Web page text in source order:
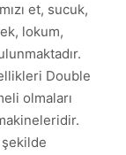
et, sucuk,
lokum,
Double
olmaları